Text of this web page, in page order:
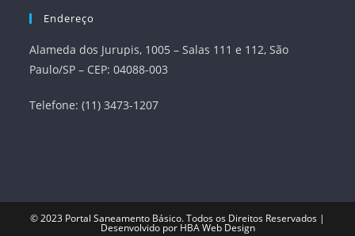
Endereço
Alameda dos Jurupis, 1005 – Salas 111 e 112, São
Paulo/SP – CEP: 04088-003
Telefone: (11) 3473-1207
© 2023 Portal Saneamento Básico. Todos os Direitos Reservados |
Desenvolvido por HBA Web Design